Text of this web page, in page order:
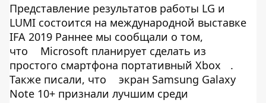
Представление результатов работы LG и
LUMI состоится на международной выставке
IFA 2019 Раннее мы сообщали о том,
что
Microsoft планирует сделать из
простого смартфона портативный Xbox
.
Также писали, что
экран Samsung Galaxy
Note 10+ признали лучшим среди